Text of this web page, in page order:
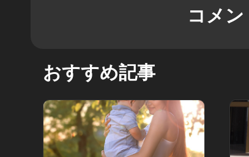
コメ
おすすめ記事